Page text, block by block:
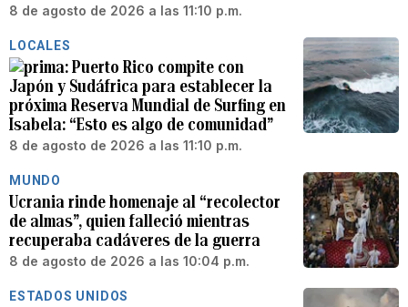
8 de agosto de 2026 a las 11:10 p.m.
LOCALES
Puerto Rico compite con
Japón y Sudáfrica para establecer la
próxima Reserva Mundial de Surfing en
Isabela: “Esto es algo de comunidad”
8 de agosto de 2026 a las 11:10 p.m.
MUNDO
Ucrania rinde homenaje al “recolector
de almas”, quien falleció mientras
recuperaba cadáveres de la guerra
8 de agosto de 2026 a las 10:04 p.m.
ESTADOS UNIDOS